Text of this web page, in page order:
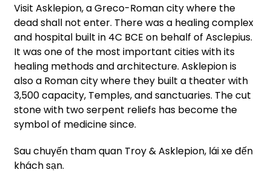
Visit Asklepion, a Greco-Roman city where the
dead shall not enter. There was a healing complex
and hospital built in 4C BCE on behalf of Asclepius.
It was one of the most important cities with its
healing methods and architecture. Asklepion is
also a Roman city where they built a theater with
3,500 capacity, Temples, and sanctuaries. The cut
stone with two serpent reliefs has become the
symbol of medicine since.
Sau chuyến tham quan Troy & Asklepion, lái xe đến
khách sạn.